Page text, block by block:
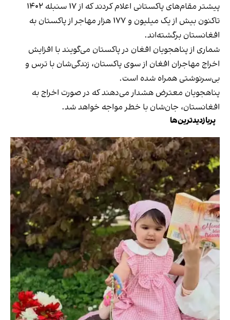
پیشتر مقام‌های پاکستانی اعلام کردند که از ۱۷ سنبله ۱۴۰۲
تاکنون بیش از یک میلیون و ۱۷۷ هزار مهاجر از پاکستان به
افغانستان برگشته‌اند.
شماری از پناهجویان افغان در پاکستان می‌گویند با افزایش
اخراج مهاجران افغان از سوی پاکستان، زندگی‌شان با ترس و
بی‌سرنوشتی همراه شده است.
پناهجویان معترض هشدار می‌دهند که در صورت اخراج به
افغانستان، جان‌شان با خطر مواجه خواهد شد.
پربازدیدترین‌ها